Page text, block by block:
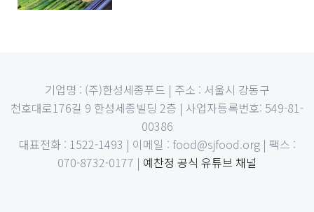
기업명 : (주)한성세종푸드 | 주소 : 서울시 강동구
천호대로176길 9 한성세종빌딩 2층 | 사업자등록번호: 549-81-
00386
대표전화 : 1522-1493 | 이메일 : food@sjfood.org | 팩스 :
070-8732-0177 | 예찬정 공식 유튜브 채널